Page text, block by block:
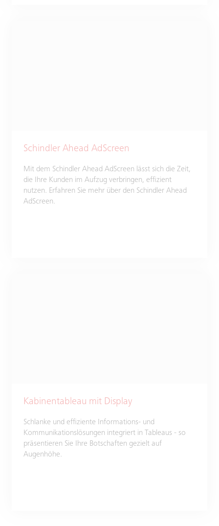
Schindler Ahead AdScreen
Mit dem Schindler Ahead AdScreen lässt sich die Zeit,
die Ihre Kunden im Aufzug verbringen, effizient
nutzen. Erfahren Sie mehr über den Schindler Ahead
AdScreen.
Kabinentableau mit Display
Schlanke und effiziente Informations- und
Kommunikationslösungen integriert in Tableaus - so
präsentieren Sie Ihre Botschaften gezielt auf
Augenhöhe.